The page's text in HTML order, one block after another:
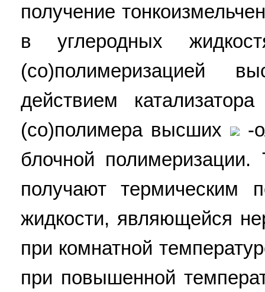
получение
в углеродных
(со)полимеризацией
действием
(со)полимера высших
-
блочной
получают термическим
жидкости, являющейся
при комнатной
при повышенной